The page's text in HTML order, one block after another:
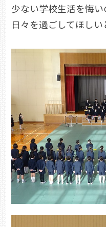
少ない学校生活を悔
日々を過ごしてほしい